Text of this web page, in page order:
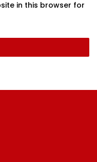
in this browser for